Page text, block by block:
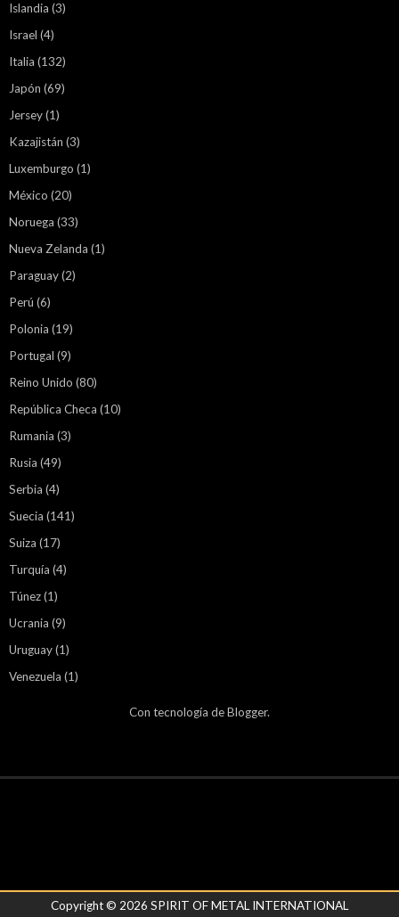
Islandia (3)
Israel (4)
Italia (132)
Japón (69)
Jersey(1)
Kazajistán (3)
Luxemburgo (1)
México (20)
Noruega (33)
Nueva Zelanda (1)
Paraguay(2)
Perú (6)
Polonia (19)
Portugal (9)
Reino Unido (80)
República Checa (10)
Rumania (3)
Rusia (49)
Serbia (4)
Suecia (141)
Suiza (17)
Turquía (4)
Túnez(1)
Ucrania (9)
Uruguay(1)
Venezuela (1)
Con tecnología deBlogger.
Copyright © 2026 SPIRIT OF METAL INTERNATIONAL